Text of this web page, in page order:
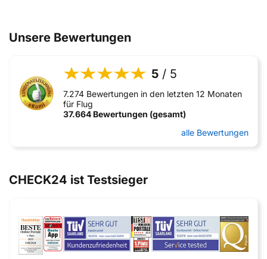
Unsere Bewertungen
5 / 5
7.274 Bewertungen in den letzten 12 Monaten
für Flug
37.664 Bewertungen (gesamt)
alle Bewertungen
CHECK24 ist Testsieger